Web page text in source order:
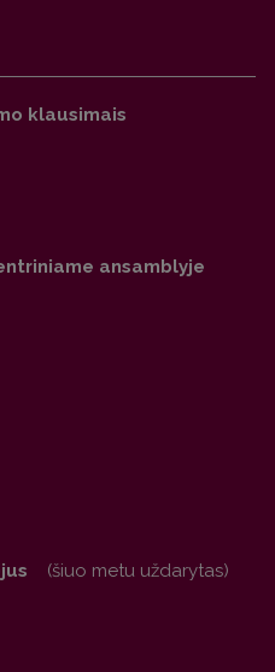
klausimais
ansamblyje
(šiuo metu uždarytas)